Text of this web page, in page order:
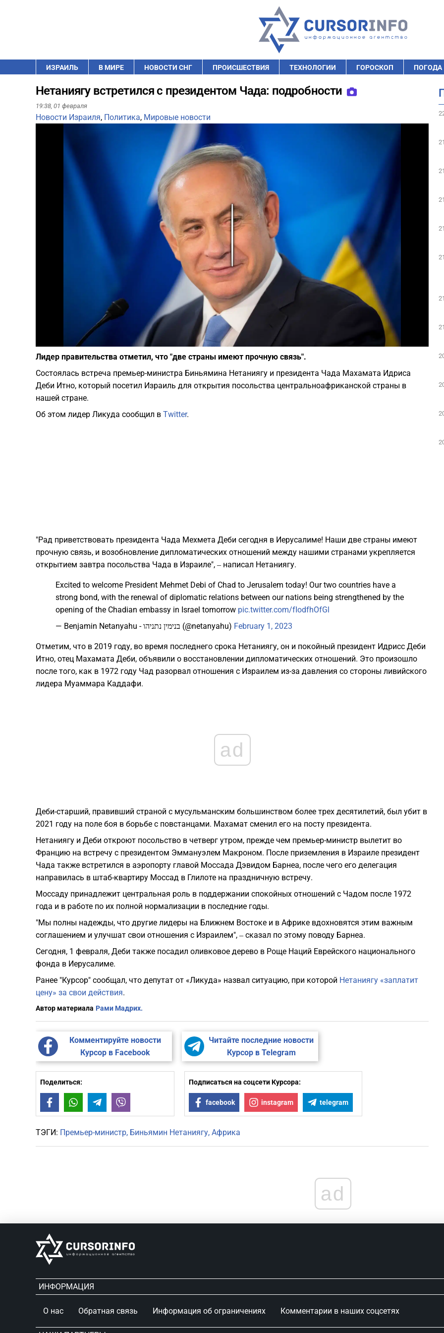
ИЗРАИЛЬ В МИРЕ НОВОСТИ СНГ ПРОИСШЕСТВИЯ ТЕХНОЛОГИИ ГОРОСКОП ПОГОДА
Нетаниягу встретился с президентом Чада: подробности
19:38, 01 февраля
Новости Израиля, Политика, Мировые новости
Фото: depositphotos.com
Лидер правительства отметил, что "две страны имеют прочную связь".
Состоялась встреча премьер-министра Биньямина Нетаниягу и президента Чада Махамата Идриса
Деби Итно, который посетил Израиль для открытия посольства центральноафриканской страны в
нашей стране.
Об этом лидер Ликуда сообщил в Twitter.
"Рад приветствовать президента Чада Мехмета Деби сегодня в Иерусалиме! Наши две страны имеют
прочную связь, и возобновление дипломатических отношений между нашими странами укрепляется
открытием завтра посольства Чада в Израиле", ‒ написал Нетаниягу.
Excited to welcome President Mehmet Debi of Chad to Jerusalem today! Our two countries have a
strong bond, with the renewal of diplomatic relations between our nations being strengthened by the
opening of the Chadian embassy in Israel tomorrow pic.twitter.com/fIodfhOfGl
— Benjamin Netanyahu - בנימין נתניהו (@netanyahu) February 1, 2023
Отметим, что в 2019 году, во время последнего срока Нетаниягу, он и покойный президент Идрисс Деби
Итно, отец Махамата Деби, объявили о восстановлении дипломатических отношений. Это произошло
после того, как в 1972 году Чад разорвал отношения с Израилем из-за давления со стороны ливийского
лидера Муаммара Каддафи.
ad
Деби-старший, правивший страной с мусульманским большинством более трех десятилетий, был убит в
2021 году на поле боя в борьбе с повстанцами. Махамат сменил его на посту президента.
Нетаниягу и Деби откроют посольство в четверг утром, прежде чем премьер-министр вылетит во
Францию ​​на встречу с президентом Эммануэлем Макроном. После приземления в Израиле президент
Чада также встретился в аэропорту главой Моссада Дэвидом Барнеа, после чего его делегация
направилась в штаб-квартиру Моссад в Глилоте на праздничную встречу.
Моссаду принадлежит центральная роль в поддержании спокойных отношений с Чадом после 1972
года и в работе по их полной нормализации в последние годы.
"Мы полны надежды, что другие лидеры на Ближнем Востоке и в Африке вдохновятся этим важным
соглашением и улучшат свои отношения с Израилем", ‒ сказал по этому поводу Барнеа.
Сегодня, 1 февраля, Деби также посадил оливковое дерево в Роще Наций Еврейского национального
фонда в Иерусалиме.
Ранее "Курсор" сообщал, что депутат от «Ликуда» назвал ситуацию, при которой Нетаниягу «заплатит
цену» за свои действия.
Автор материала Рами Мадрих.
Комментируйте новости
Курсор в Facebook
Читайте последние новости
Курсор в Telegram
Поделиться:
FacebookWhatsAppTelegram
Подписаться на соцсети Курсора:
facebook instagram telegram
ТЭГИ: Премьер-министр Биньямин Нетаниягу Африка
ad
ИНФОРМАЦИЯ
О нас Обратная связь Информация об ограничениях Комментарии в наших соцсетях